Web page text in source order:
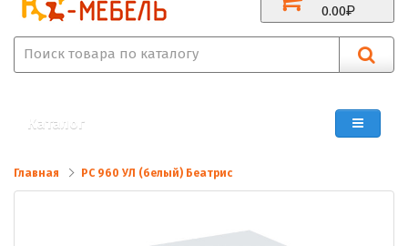
0.00
Каталог
Главная РС 960 УЛ (белый) Беатрис